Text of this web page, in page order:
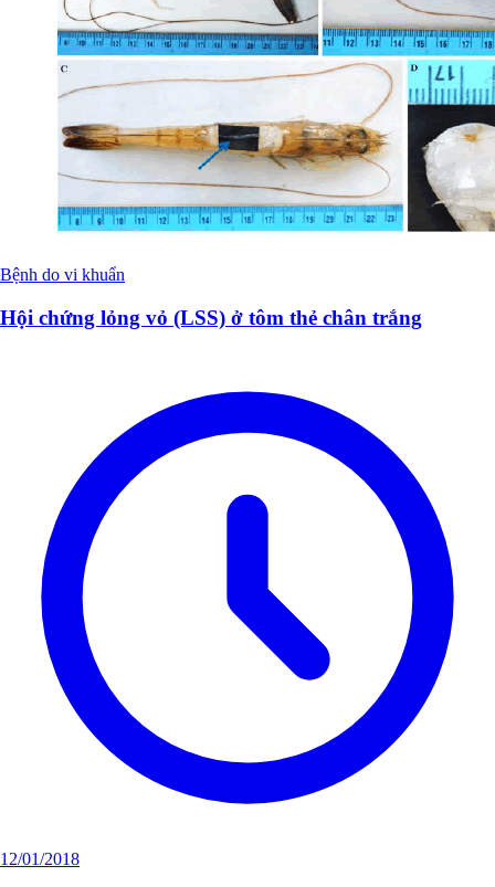
Bệnh do vi khuẩn
Hội chứng lỏng vỏ (LSS) ở tôm thẻ chân trắng
12/01/2018